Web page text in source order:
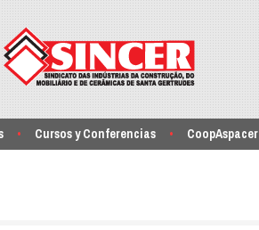
Cursos y Conferencias CoopAspacer